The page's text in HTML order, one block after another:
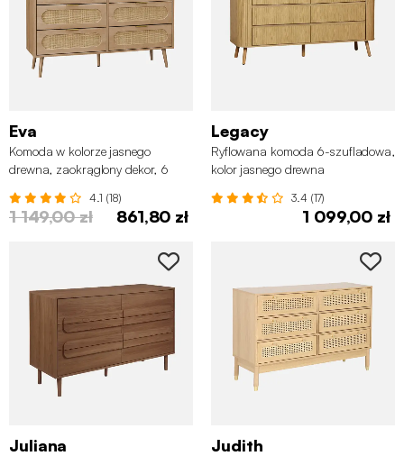
Eva
Komoda w kolorze jasnego
drewna, zaokrąglony dekor, 6
4.1 (18)
1 149,00 zł 861,80 zł
Legacy
Ryflowana komoda 6-szufladowa,
kolor jasnego drewna
3.4 (17)
1 099,00 zł
Juliana Judith